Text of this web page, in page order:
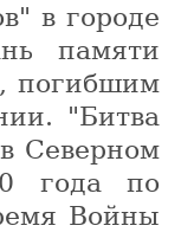
в городе
памяти
погибшим
"Битва
Северном
года по
Войны